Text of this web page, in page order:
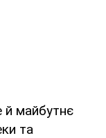
й майбутнє
та